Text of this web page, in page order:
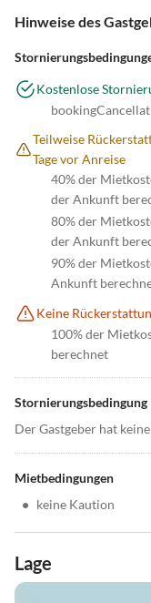
Hinweise des
Kostenlose
Teilweise
Tage vor Anreise
40% der
der Ankunft
80% der
der Ankunft
90% der
Ankunft
Keine
100% der
berechnet
Stornierungsbedingung
Der Gastgeber hat
Mietbedingungen
• keine Kaution
Lage